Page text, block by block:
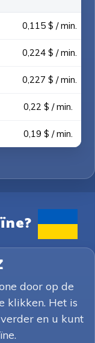
0,115 $ / min.
0,224 $ / min.
0,227 $ / min.
0,22 $ / min.
0,19 $ / min.
door op de
klikken. Het is
en u kunt